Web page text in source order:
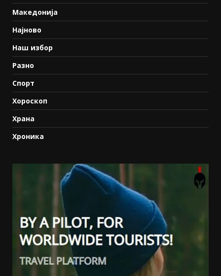
Македонија
Најново
Наш избор
Разно
Спорт
Хороскоп
Храна
Хроника